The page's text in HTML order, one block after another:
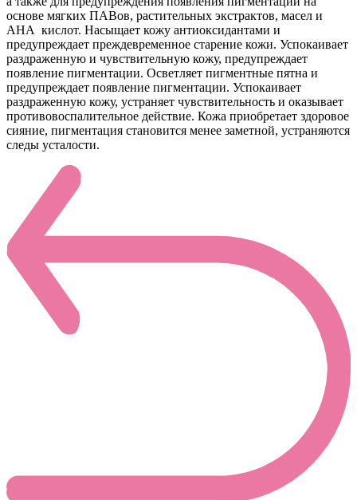
основе мягких ПАВов, растительных экстрактов, масел и
AHA кислот. Насыщает кожу антиоксидантами и
предупреждает преждевременное старение кожи. Успокаивает
раздраженную и чувствительную кожу, предупреждает
появление пигментации. Осветляет пигментные пятна и
предупреждает появление пигментации. Успокаивает
раздраженную кожу, устраняет чувствительность и оказывает
противовоспалительное действие. Кожа приобретает здоровое
сияние, пигментация становится менее заметной, устраняются
следы усталости.